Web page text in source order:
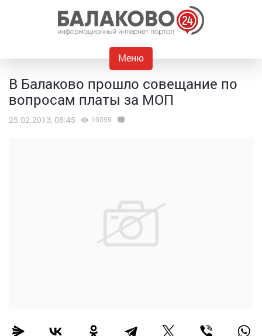
Меню
В Балаково прошло совещание по
вопросам платы за МОП
25.02.2013, 08:45 10359